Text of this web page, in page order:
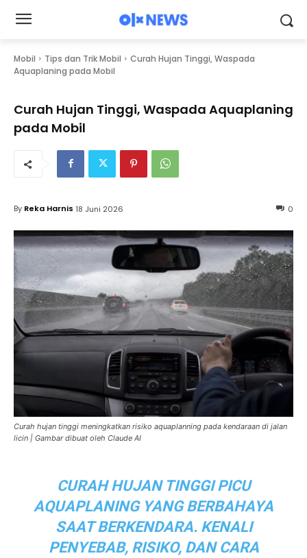
Mobil Tips dan Trik Mobil
Curah Hujan Tinggi, Waspada
Aquaplaning pada Mobil
Curah Hujan Tinggi, Waspada Aquaplaning
pada Mobil
0
By Reka Harnis 18 Juni 2026
Curah hujan tinggi meningkatkan risiko aquaplanning pada kendaraan di jalan
licin | Gambar dibuat oleh Claude AI
CURAH HUJAN TINGGI PICU
AQUAPLANING YANG BERBAHAYA
SAAT BERKENDARA. KENALI
PENYEBAB, RISIKO, DAN CARA